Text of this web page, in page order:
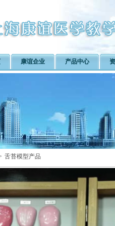
康谊企业 产品中心
舌苔模型产品